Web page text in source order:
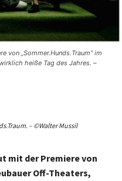
von „Sommer.Hunds.Traum“ im
heiße Tag des Jahres. –
– ©Walter Mussil
mit der Premiere von
Off-Theaters,